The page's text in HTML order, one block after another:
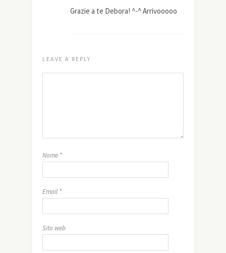
Grazie a te Debora! ^-^ Arrivooooo
LEAVE A REPLY
Nome *
Email *
Sito web